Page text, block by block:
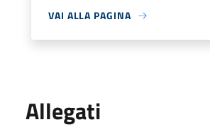
VAI ALLA PAGINA
Allegati